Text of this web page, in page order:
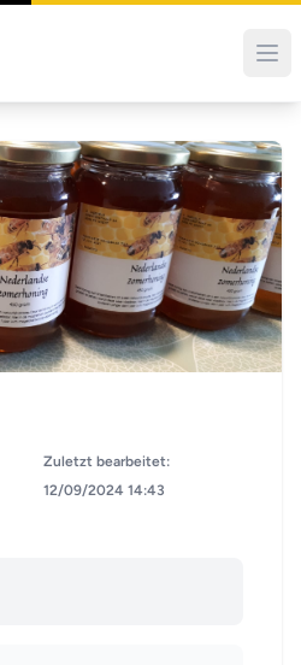
Zuletzt bearbeitet:
12/09/2024 14:43